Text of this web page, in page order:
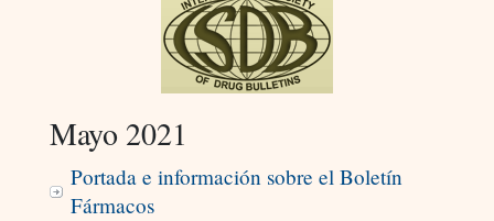
Mayo 2021
Portada e información sobre el Boletín
Fármacos